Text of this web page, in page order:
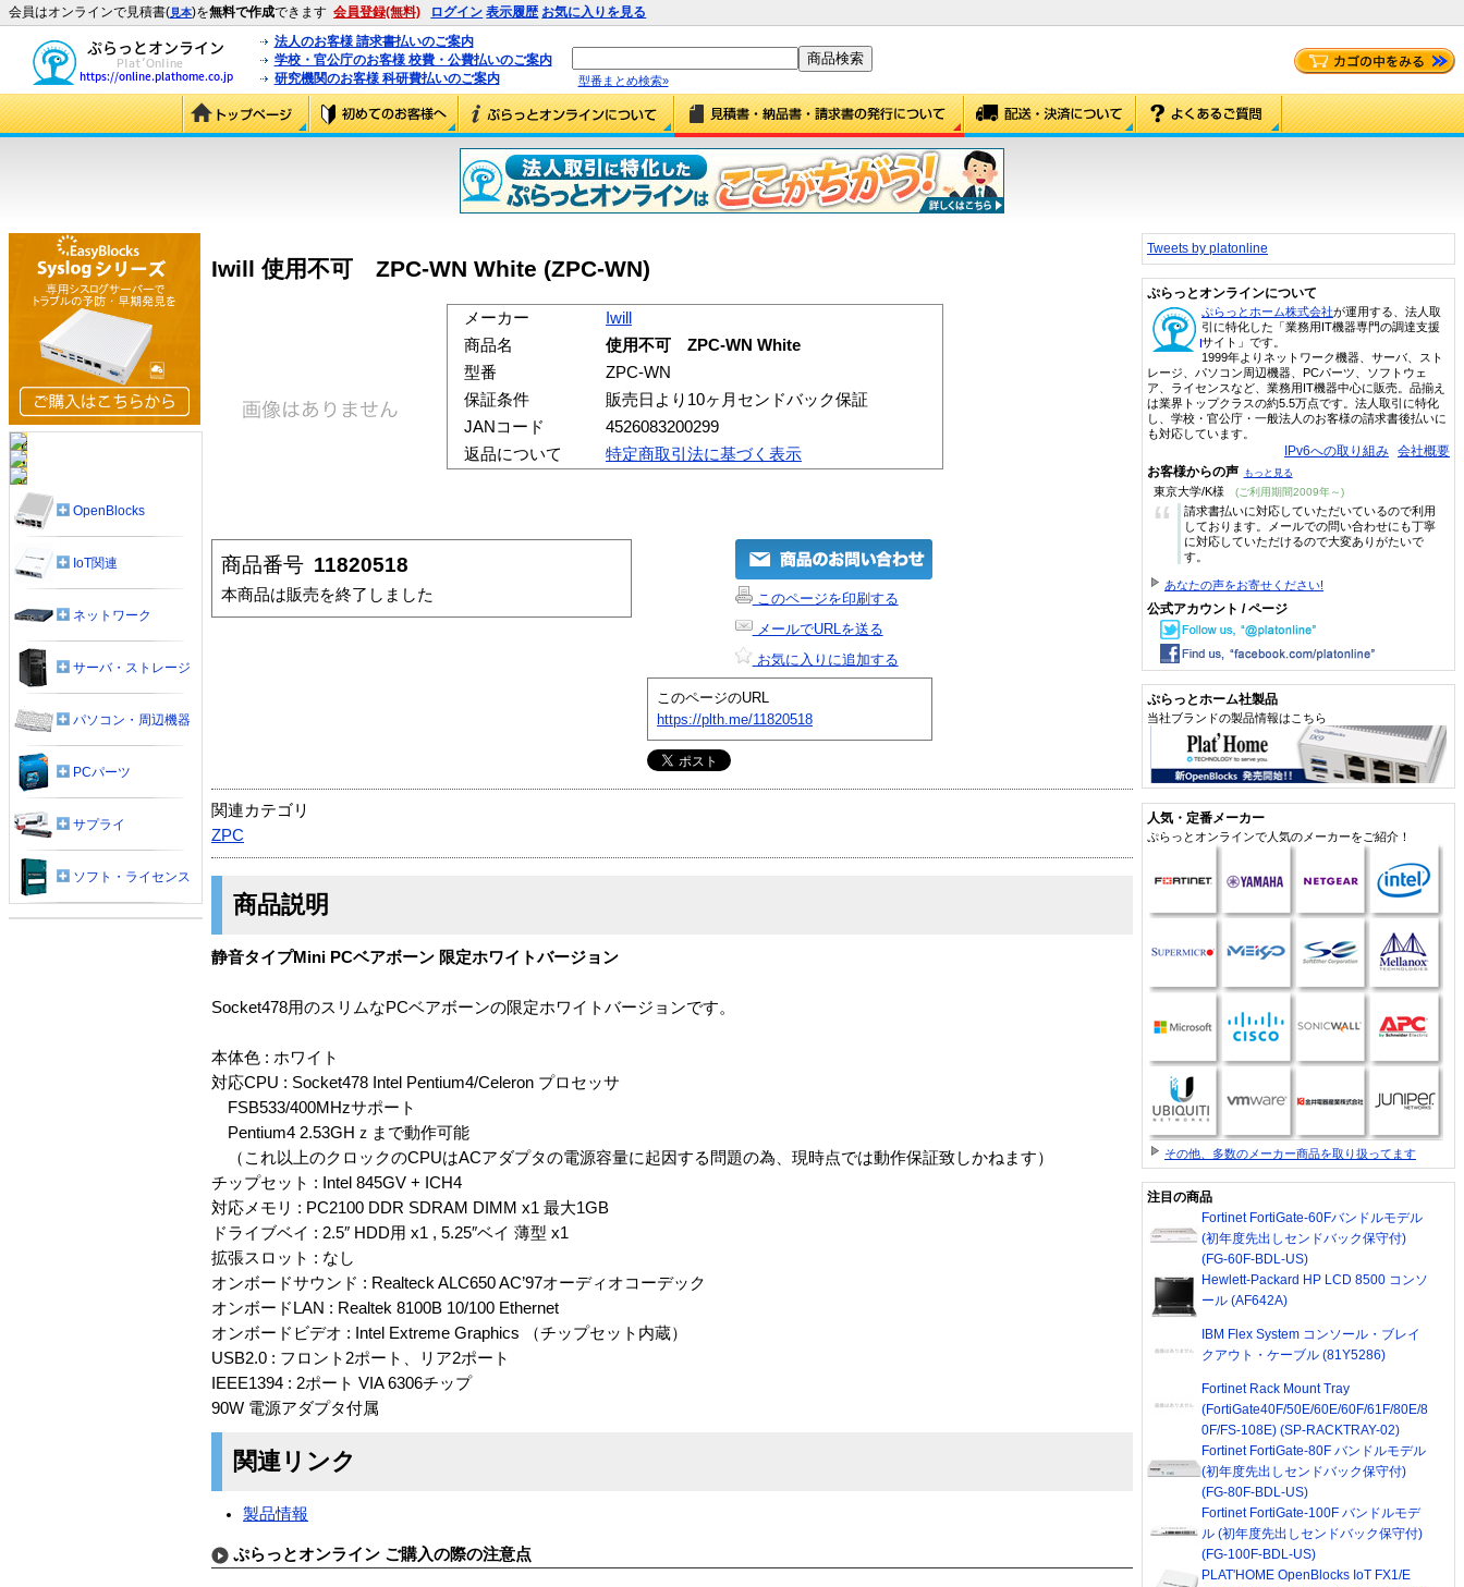
会員はオンラインで見積書(見本)を無料で作成できます 会員登録(無料) ログイン 表示履歴 お気に入りを見る
法人のお客様 請求書払いのご案内
学校・官公庁のお客様 校費・公費払いのご案内
研究機関のお客様 科研費払いのご案内
型番まとめ検索»
Iwill 使用不可 ZPC-WN White (ZPC-WN)
メーカー
Iwill
商品名
使用不可 ZPC-WN White
型番
ZPC-WN
保証条件
販売日より10ヶ月センドバック保証
JANコード
4526083200299
返品について
特定商取引法に基づく表示
商品番号 11820518
本商品は販売を終了しました
このページを印刷する
メールでURLを送る
お気に入りに追加する
このページのURL
https://plth.me/11820518
関連カテゴリ
ZPC
商品説明
静音タイプMini PCベアボーン 限定ホワイトバージョン
Socket478用のスリムなPCベアボーンの限定ホワイトバージョンです。
本体色 : ホワイト
対応CPU : Socket478 Intel Pentium4/Celeron プロセッサ
FSB533/400MHzサポート
Pentium4 2.53GHｚまで動作可能
（これ以上のクロックのCPUはACアダプタの電源容量に起因する問題の為、現時点では動作保証致しかねます）
チップセット : Intel 845GV + ICH4
対応メモリ : PC2100 DDR SDRAM DIMM x1 最大1GB
ドライブベイ : 2.5″ HDD用 x1 , 5.25″ベイ 薄型 x1
拡張スロット : なし
オンボードサウンド : Realteck ALC650 AC’97オーディオコーデック
オンボードLAN : Realtek 8100B 10/100 Ethernet
オンボードビデオ : Intel Extreme Graphics （チップセット内蔵）
USB2.0 : フロント2ポート、リア2ポート
IEEE1394 : 2ポート VIA 6306チップ
90W 電源アダプタ付属
関連リンク
製品情報
ぷらっとオンライン ご購入の際の注意点
OpenBlocks
IoT関連
ネットワーク
サーバ・ストレージ
パソコン・周辺機器
PCパーツ
サプライ
ソフト・ライセンス
Tweets by platonline
ぷらっとオンラインについて
ぷらっとホーム株式会社が運用する、法人取
引に特化した「業務用IT機器専門の調達支援
サイト」です。
1999年よりネットワーク機器、サーバ、スト
レージ、パソコン周辺機器、PCパーツ、ソフトウェ
ア、ライセンスなど、業務用IT機器中心に販売。品揃え
は業界トップクラスの約5.5万点です。法人取引に特化
し、学校・官公庁・一般法人のお客様の請求書後払いに
も対応しています。
IPv6への取り組み 会社概要
お客様からの声 もっと見る
東京大学/K様 (ご利用期間2009年～)
“
請求書払いに対応していただいているので利用
しております。メールでの問い合わせにも丁寧
に対応していただけるので大変ありがたいで
す。
あなたの声をお寄せください!
公式アカウント / ページ
ぷらっとホーム社製品
当社ブランドの製品情報はこちら
人気・定番メーカー
ぷらっとオンラインで人気のメーカーをご紹介！
その他、多数のメーカー商品を取り扱ってます
注目の商品
Fortinet FortiGate-60Fバンドルモデル
(初年度先出しセンドバック保守付)
(FG-60F-BDL-US)
Hewlett-Packard HP LCD 8500 コンソ
ール (AF642A)
IBM Flex System コンソール・ブレイ
クアウト・ケーブル (81Y5286)
Fortinet Rack Mount Tray
(FortiGate40F/50E/60E/60F/61F/80E/8
0F/FS-108E) (SP-RACKTRAY-02)
Fortinet FortiGate-80F バンドルモデル
(初年度先出しセンドバック保守付)
(FG-80F-BDL-US)
Fortinet FortiGate-100F バンドルモデ
ル (初年度先出しセンドバック保守付)
(FG-100F-BDL-US)
PLAT'HOME OpenBlocks IoT FX1/E